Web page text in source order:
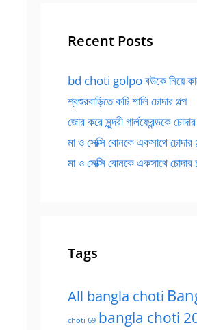
Recent Posts
bd choti golpo বউকে নিয়ে
শ্বশুরবাড়িতে কচি শালি চোদার গল্প
জোর করে সুন্দরী গার্লফ্রেন্ডকে চোদার
মা ও সেক্সি বোনকে একসাথে চোদার
মা ও সেক্সি বোনকে একসাথে চোদার
Tags
All bangla choti
choti 69 bangla choti